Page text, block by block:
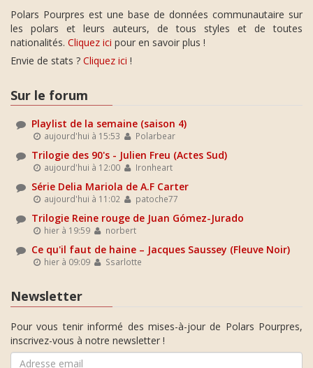
Polars Pourpres est une base de données communautaire sur
les polars et leurs auteurs, de tous styles et de toutes
nationalités. Cliquez ici pour en savoir plus !
Envie de stats ? Cliquez ici !
Sur le forum
Playlist de la semaine (saison 4)
aujourd'hui à 15:53 Polarbear
Trilogie des 90's - Julien Freu (Actes Sud)
aujourd'hui à 12:00 Ironheart
Série Delia Mariola de A.F Carter
aujourd'hui à 11:02 patoche77
Trilogie Reine rouge de Juan Gómez-Jurado
hier à 19:59 norbert
Ce qu'il faut de haine – Jacques Saussey (Fleuve Noir)
hier à 09:09 Ssarlotte
Newsletter
Pour vous tenir informé des mises-à-jour de Polars Pourpres,
inscrivez-vous à notre newsletter !